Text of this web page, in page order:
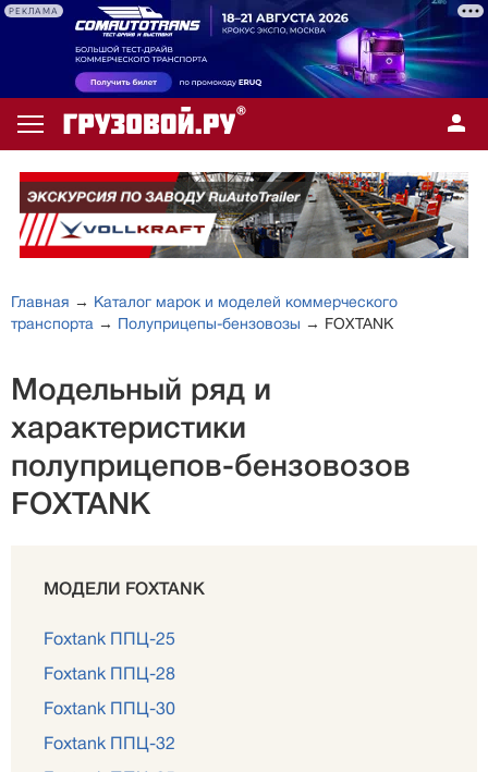
РЕКЛАМА
Главная → Каталог марок и моделей коммерческого
транспорта → Полуприцепы-бензовозы → FOXTANK
Модельный ряд и
характеристики
полуприцепов-бензовозов
FOXTANK
МОДЕЛИ FOXTANK
Foxtank ППЦ-25
Foxtank ППЦ-28
Foxtank ППЦ-30
Foxtank ППЦ-32